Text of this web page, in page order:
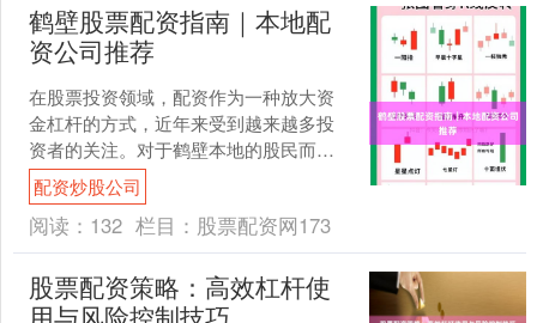
鹤壁股票配资指南｜本地配
资公司推荐
在股票投资领域，配资作为一种放大资
金杠杆的方式，近年来受到越来越多投
资者的关注。对于鹤壁本地的股民而
言，选择一家正规、可靠的配资公司至
关重要。本文将为您详细解析....
配资炒股公司
阅读： 132 栏目： 股票配资网173
股票配资策略：高效杠杆使
用与风险控制技巧